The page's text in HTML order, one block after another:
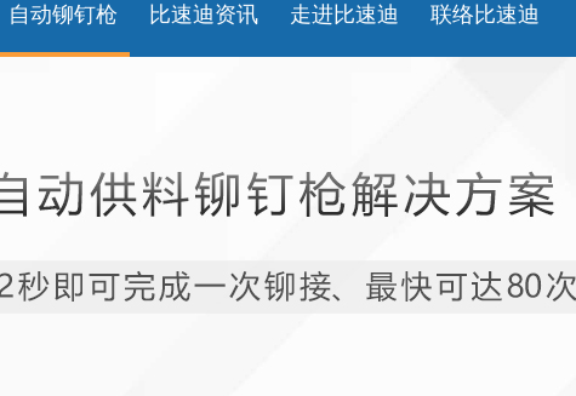
自动铆钉枪 比速迪资讯 走进比速迪 联络比速迪